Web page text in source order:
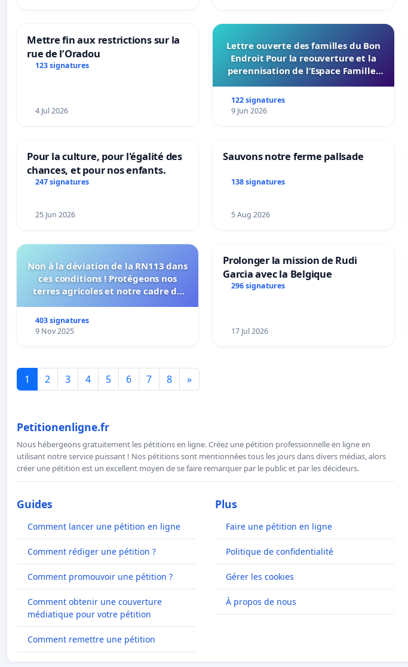
Mettre fin aux restrictions sur la
rue de l’Oradou
123 signatures
4 Jul 2026
Lettre ouverte des familles du Bon
Endroit Pour la reouverture et la
perennisation de l’Espace Familles
122 signatures
9 Jun 2026
Pour la culture, pour l'égalité des
chances, et pour nos enfants.
247 signatures
25 Jun 2026
Sauvons notre ferme pallsade
138 signatures
5 Aug 2026
Non à la déviation de la RN113 dans
ces conditions ! Protégeons nos
terres agricoles et notre cadre de
403 signatures
9 Nov 2025
Prolonger la mission de Rudi
Garcia avec la Belgique
296 signatures
17 Jul 2026
1 2 3 4 5 6 7 8 »
Petitionenligne.fr
Nous hébergeons gratuitement les pétitions en ligne. Créez une pétition professionnelle en ligne en
utilisant notre service puissant ! Nos pétitions sont mentionnées tous les jours dans divers médias, alors
créer une pétition est un excellent moyen de se faire remarquer par le public et par les décideurs.
Guides
Comment lancer une pétition en ligne
Comment rédiger une pétition ?
Comment promouvoir une pétition ?
Comment obtenir une couverture
médiatique pour votre pétition
Comment remettre une pétition
Plus
Faire une pétition en ligne
Politique de confidentialité
Gérer les cookies
À propos de nous